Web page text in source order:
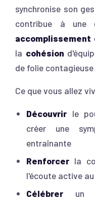
synchronise son
contribue à une
la cohésion
de folie contagieuse
Ce que vous allez
Découvrir le
créer une
entraînante
Renforcer la
l'écoute active
Célébrer un